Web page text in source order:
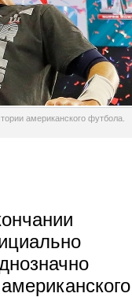
американского футбола.